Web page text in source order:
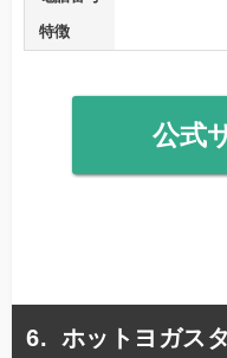
特徴
公式
ホットヨガス